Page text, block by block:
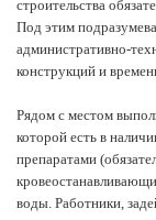
строительства
Под этим
административно-
конструкций и
Рядом с местом
которой есть в
препаратами
воды. Работники,